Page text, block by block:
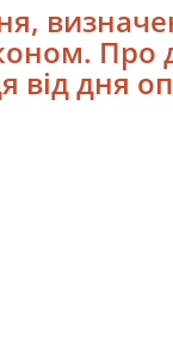
Про
від дня